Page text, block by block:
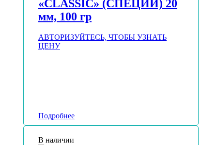
«CLASSIC» (СПЕЦИИ) 20
мм, 100 гр
АВТОРИЗУЙТЕСЬ, ЧТОБЫ УЗНАТЬ
ЦЕНУ
Подробнее
В наличии